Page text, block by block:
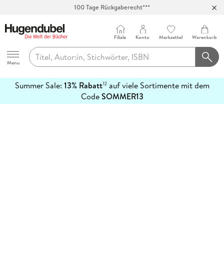
100 Tage Rückgaberecht***
Hugendubel
Menu
Filiale Konto Merkzettel Warenkorb
Summer Sale: 13% Rabatt12auf viele Sortimente mit dem
CodeSOMMER13
erfahren